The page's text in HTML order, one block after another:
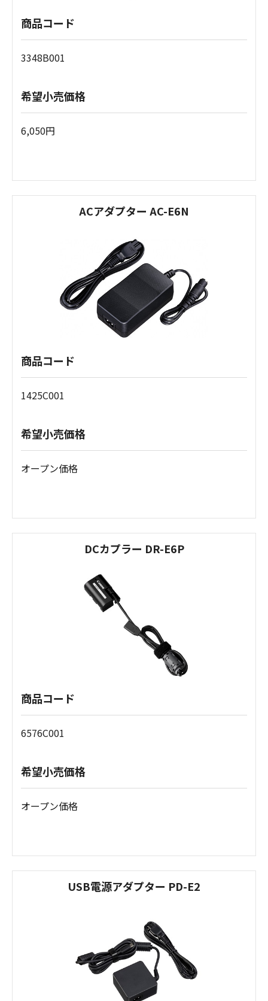
商品コード
3348B001
希望小売価格
6,050円
ACアダプター AC-E6N
商品コード
1425C001
希望小売価格
オープン価格
DCカプラー DR-E6P
商品コード
6576C001
希望小売価格
オープン価格
USB電源アダプター PD-E2